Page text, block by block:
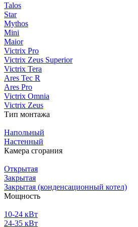
Talos
Star
Mythos
Mini
Maior
Victrix Pro
Victrix Zeus Superior
Victrix Tera
Ares Tec R
Ares Pro
Victrix Omnia
Victrix Zeus
Тип монтажа
Напольный
Настенный
Камера сгорания
Открытая
Закрытая
Закрытая (конденсационный котел)
Мощность
10-24 кВт
24-35 кВт